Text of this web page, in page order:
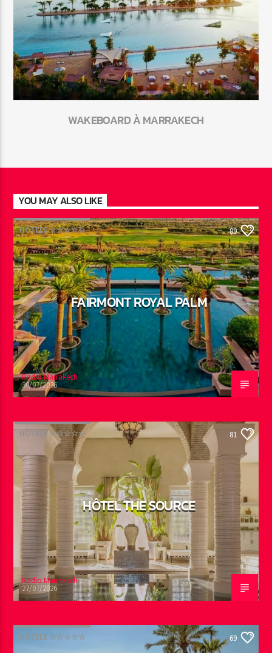
WAKEBOARD À MARRAKECH
YOU MAY ALSO LIKE
HÔTELS ☆☆☆☆☆ 89
FAIRMONT ROYAL PALM
Radio Marrakech
30/07/2026
HÔTELS ☆☆☆☆☆ 81
HÔTEL THE SOURCE
Radio Marrakech
27/07/2026
HÔTELS ☆☆☆☆☆ 69